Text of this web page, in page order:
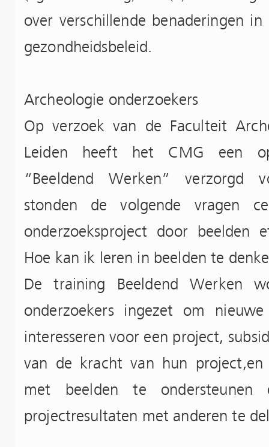
over verschillende benaderingen
gezondheidsbeleid.
Archeologie onderzoekers
Op verzoek van de Faculteit
Leiden heeft het CMG een
“Beeldend Werken” verzorgd
stonden de volgende vragen
onderzoeksproject door beelden
Hoe kan ik leren in beelden te
De training Beeldend Werken
onderzoekers ingezet om
interesseren voor een project,
van de kracht van hun project,en
met beelden te
projectresultaten met anderen te